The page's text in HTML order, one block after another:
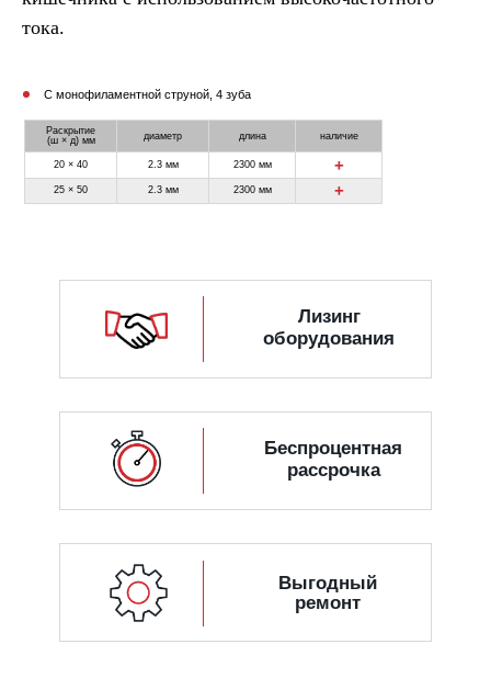
тока.
С монофиламентной струной, 4 зуба
диаметр длина наличие
2.3 мм
2.3 мм 2300 мм
+
+
2300 мм
20 × 40
25 × 50
Раскрытие
(ш × д) мм
Лизинг
оборудования
Беспроцентная
рассрочка
Выгодный
ремонт